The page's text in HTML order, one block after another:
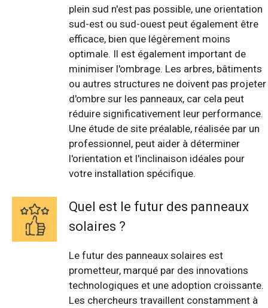
plein sud n'est pas possible, une orientation
sud-est ou sud-ouest peut également être
efficace, bien que légèrement moins
optimale. Il est également important de
minimiser l'ombrage. Les arbres, bâtiments
ou autres structures ne doivent pas projeter
d'ombre sur les panneaux, car cela peut
réduire significativement leur performance.
Une étude de site préalable, réalisée par un
professionnel, peut aider à déterminer
l'orientation et l'inclinaison idéales pour
votre installation spécifique.
Quel est le futur des panneaux
solaires ?
Le futur des panneaux solaires est
prometteur, marqué par des innovations
technologiques et une adoption croissante.
Les chercheurs travaillent constamment à